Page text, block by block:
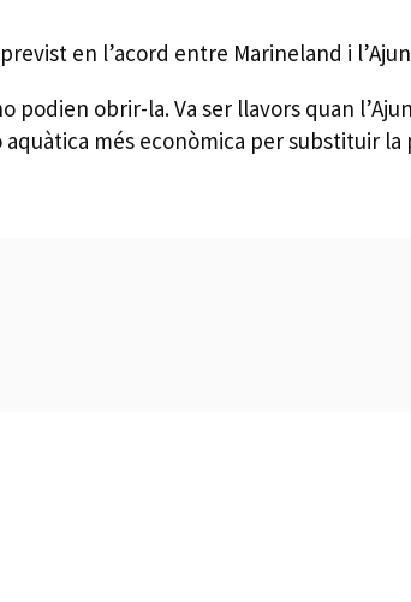
en l’acord entre Marineland i
obrir-la. Va ser llavors quan
més econòmica per substituir la